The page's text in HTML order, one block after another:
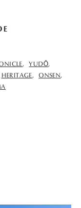
YUDŌ
HERITAGE
ONSEN